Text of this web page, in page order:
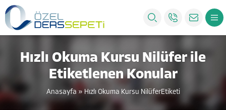
Hızlı Okuma Kursu Nilüfer ile
Etiketlenen Konular
Anasayfa » Hızlı Okuma Kursu NilüferEtiketi